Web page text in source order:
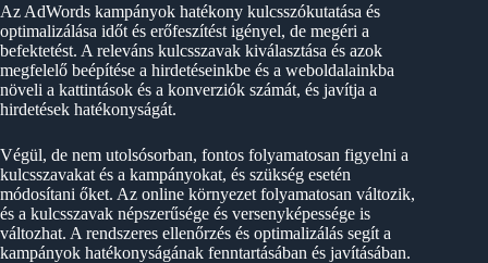
Az AdWords kampányok hatékony kulcsszókutatása és
optimalizálása időt és erőfeszítést igényel, de megéri a
befektetést. A releváns kulcsszavak kiválasztása és azok
megfelelő beépítése a hirdetéseinkbe és a weboldalainkba
növeli a kattintások és a konverziók számát, és javítja a
hirdetések hatékonyságát.
Végül, de nem utolsósorban, fontos folyamatosan figyelni a
kulcsszavakat és a kampányokat, és szükség esetén
módosítani őket. Az online környezet folyamatosan változik,
és a kulcsszavak népszerűsége és versenyképessége is
változhat. A rendszeres ellenőrzés és optimalizálás segít a
kampányok hatékonyságának fenntartásában és javításában.